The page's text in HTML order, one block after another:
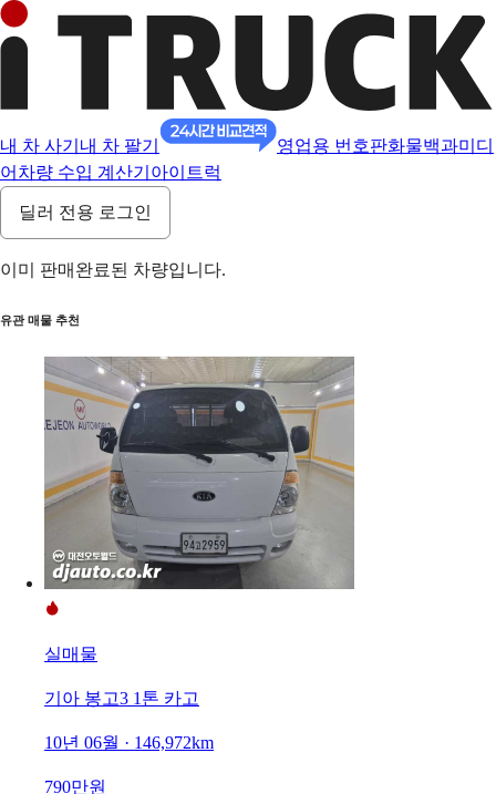
내 차 사기 내 차 팔기 영업용 번호판화물백과미디
어 차량 수입 계산기 아이트럭
딜러 전용 로그인
이미 판매완료된 차량입니다.
유관 매물 추천
실매물
기아 봉고3 1톤 카고
10년 06월 · 146,972km
790만원